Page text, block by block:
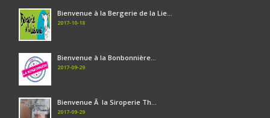
Bienvenue à la Bergerie de la Lie...
2017-10-18
Bienvenue à la Bonbonnière...
2017-09-29
Bienvenue Ã la Siroperie Th...
2017-09-29